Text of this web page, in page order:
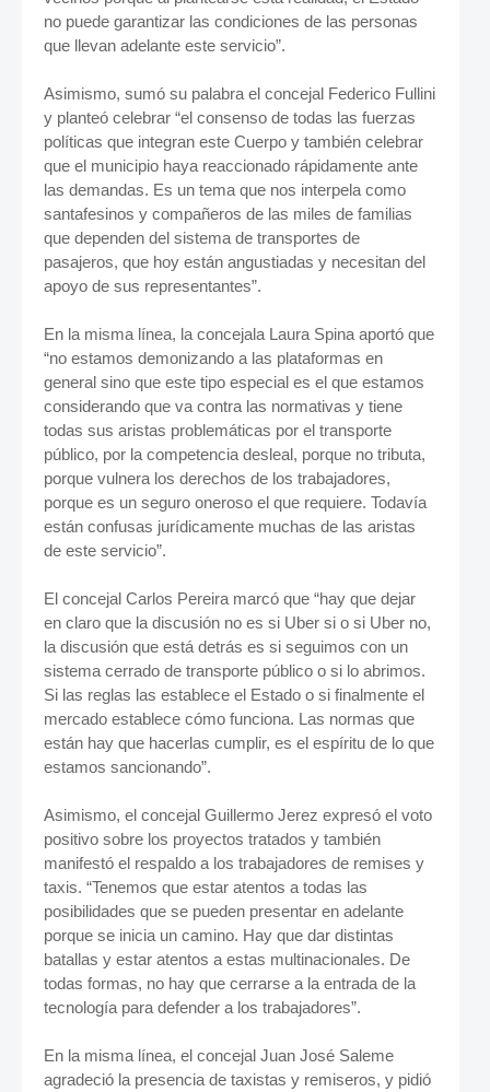
no puede garantizar las condiciones de las personas
que llevan adelante este servicio”.
Asimismo, sumó su palabra el concejal Federico Fullini
y planteó celebrar “el consenso de todas las fuerzas
políticas que integran este Cuerpo y también celebrar
que el municipio haya reaccionado rápidamente ante
las demandas. Es un tema que nos interpela como
santafesinos y compañeros de las miles de familias
que dependen del sistema de transportes de
pasajeros, que hoy están angustiadas y necesitan del
apoyo de sus representantes”.
En la misma línea, la concejala Laura Spina aportó que
“no estamos demonizando a las plataformas en
general sino que este tipo especial es el que estamos
considerando que va contra las normativas y tiene
todas sus aristas problemáticas por el transporte
público, por la competencia desleal, porque no tributa,
porque vulnera los derechos de los trabajadores,
porque es un seguro oneroso el que requiere. Todavía
están confusas jurídicamente muchas de las aristas
de este servicio”.
El concejal Carlos Pereira marcó que “hay que dejar
en claro que la discusión no es si Uber si o si Uber no,
la discusión que está detrás es si seguimos con un
sistema cerrado de transporte público o si lo abrimos.
Si las reglas las establece el Estado o si finalmente el
mercado establece cómo funciona. Las normas que
están hay que hacerlas cumplir, es el espíritu de lo que
estamos sancionando”.
Asimismo, el concejal Guillermo Jerez expresó el voto
positivo sobre los proyectos tratados y también
manifestó el respaldo a los trabajadores de remises y
taxis. “Tenemos que estar atentos a todas las
posibilidades que se pueden presentar en adelante
porque se inicia un camino. Hay que dar distintas
batallas y estar atentos a estas multinacionales. De
todas formas, no hay que cerrarse a la entrada de la
tecnología para defender a los trabajadores”.
En la misma línea, el concejal Juan José Saleme
agradeció la presencia de taxistas y remiseros, y pidió